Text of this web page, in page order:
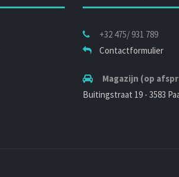
+32 475/ 931 789
Contactformulier
Magazijn (op
Buitingstraat 19 - 3583